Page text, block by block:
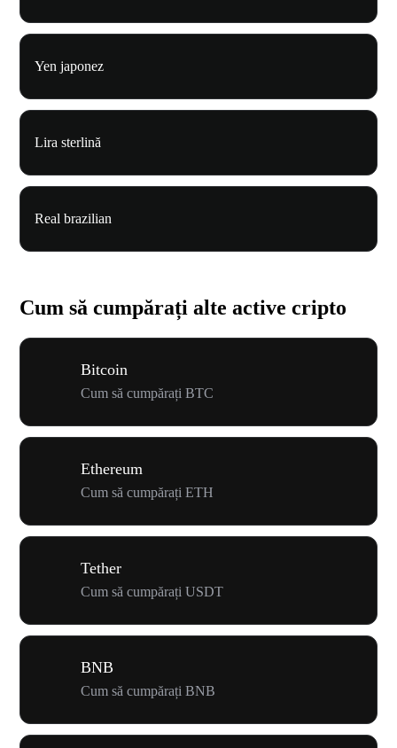
Yen japonez
Lira sterlină
Real brazilian
Cum să cumpărați alte active cripto
Bitcoin
Cum să cumpărați BTC
Ethereum
Cum să cumpărați ETH
Tether
Cum să cumpărați USDT
BNB
Cum să cumpărați BNB